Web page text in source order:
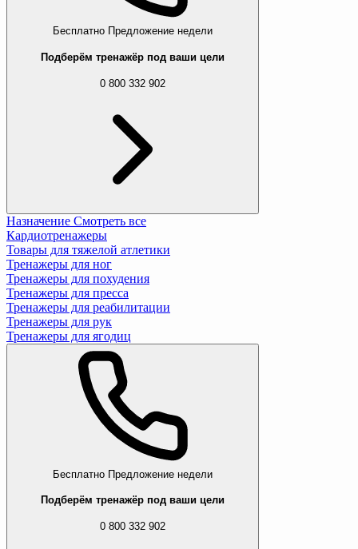
Бесплатно Предложение недели
Подберём тренажёр под ваши цели
0 800 332 902
Назначение Смотреть все
Кардиотренажеры
Товары для тяжелой атлетики
Тренажеры для ног
Тренажеры для похудения
Тренажеры для пресса
Тренажеры для реабилитации
Тренажеры для рук
Тренажеры для ягодиц
Бесплатно Предложение недели
Подберём тренажёр под ваши цели
0 800 332 902